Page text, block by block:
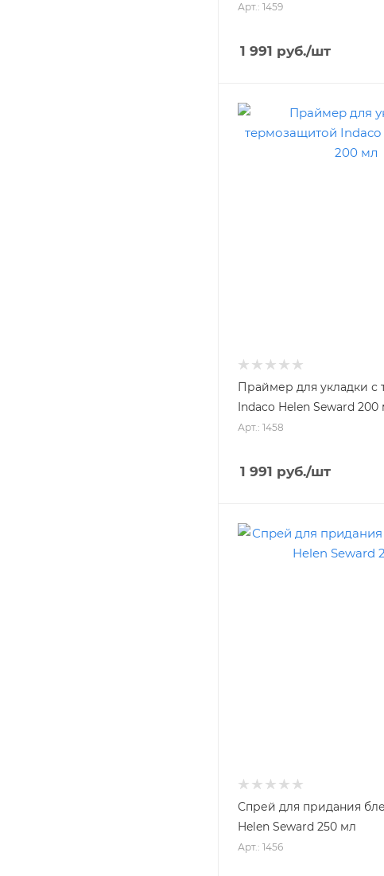
Арт.: 1459
1 991 руб./шт
Праймер для укладки с
Indaco Helen Seward 200
Арт.: 1458
1 991 руб./шт
Спрей для придания
Helen Seward 250 мл
Арт.: 1456